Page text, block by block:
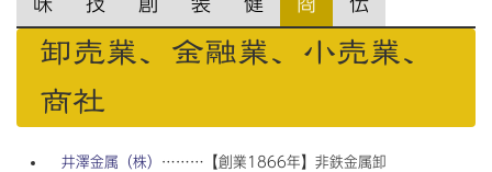
卸売業、金融業、小売業、
商社
井澤金属（株） ………【創業1866年】非鉄金属卸